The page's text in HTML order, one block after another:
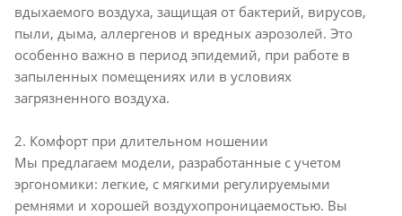
вдыхаемого воздуха, защищая от бактерий, вирусов,
пыли, дыма, аллергенов и вредных аэрозолей. Это
особенно важно в период эпидемий, при работе в
запыленных помещениях или в условиях
загрязненного воздуха.
2. Комфорт при длительном ношении
Мы предлагаем модели, разработанные с учетом
эргономики: легкие, с мягкими регулируемыми
ремнями и хорошей воздухопроницаемостью. Вы